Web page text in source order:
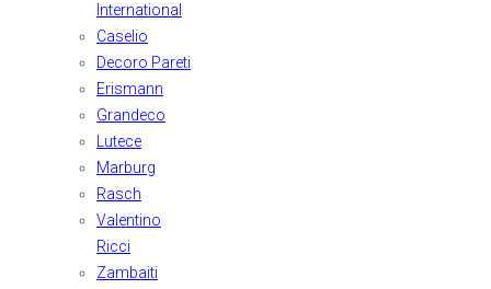
International
Caselio
Decoro Pareti
Erismann
Grandeco
Lutece
Marburg
Rasch
Valentino
Ricci
Zambaiti